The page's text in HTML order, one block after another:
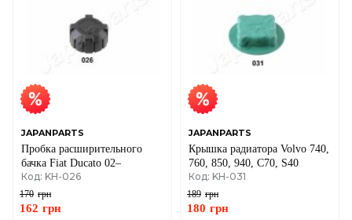
JAPANPARTS
Пробка расширительного
бачка Fiat Ducato 02–
Код: KH-026
170 грн
162 грн
JAPANPARTS
Крышка радиатора Volvo 740,
760, 850, 940, C70, S40
Код: KH-031
189 грн
180 грн